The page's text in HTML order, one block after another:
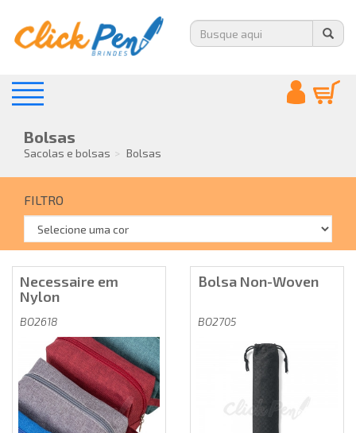
Bolsas
Sacolas e bolsas Bolsas
FILTRO
Necessaire em
Nylon
BO2618
Bolsa Non-Woven
BO2705